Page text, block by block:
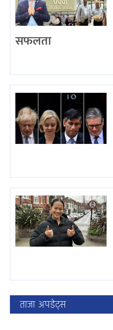
सफलता
ताजा अपडेट्स